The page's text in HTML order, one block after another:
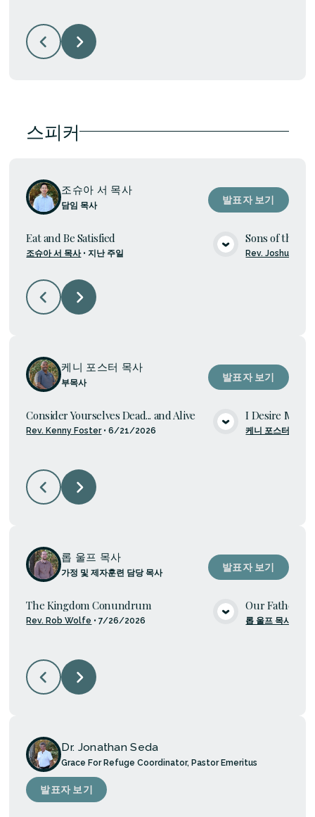
스피커
조슈아 서 목사
담임 목사
발표자 보기
미디어 보기
Eat and Be Satisfied
조슈아 서 목사•지난 주일
Sons of the
Rev. Joshua Suh
케니 포스터 목사
부목사
발표자 보기
미디어 보기
Consider Yourselves Dead... and Alive
Rev. Kenny Foster•6/21/2026
I Desire
케니 포스터 목사
롭 울프 목사
가정 및 제자훈련 담당 목사
발표자 보기
미디어 보기
The Kingdom Conundrum
Rev. Rob Wolfe •7/26/2026
Our Father
롭 울프 목사
Dr. Jonathan Seda
Grace For Refuge Coordinator, Pastor Emeritus
발표자 보기